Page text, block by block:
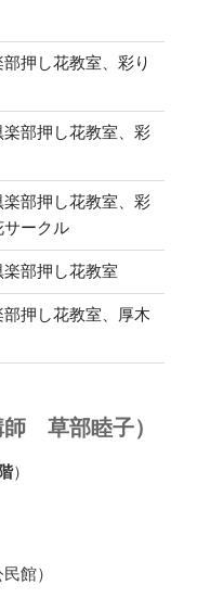
押し花教室、彩り
部押し花教室、彩
部押し花教室、彩
サークル
部押し花教室
押し花教室、厚木
草部睦子）
）
館）